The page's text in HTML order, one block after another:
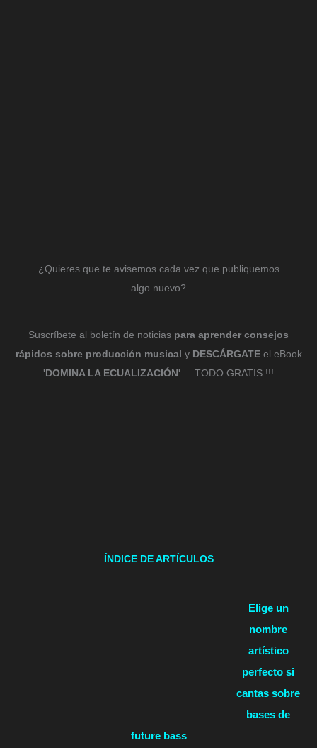
¿Quieres que te avisemos cada vez que publiquemos
algo nuevo?
Suscríbete al boletín de noticias para aprender consejos
rápidos sobre producción musical y DESCÁRGATEel eBook
'DOMINA LA ECUALIZACIÓN' ... TODO GRATIS !!!
ÍNDICE DE ARTÍCULOS
Elige un
nombre
artístico
perfecto si
cantas sobre
bases de
future bass